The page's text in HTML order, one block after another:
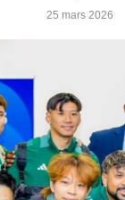
25 mars 2026